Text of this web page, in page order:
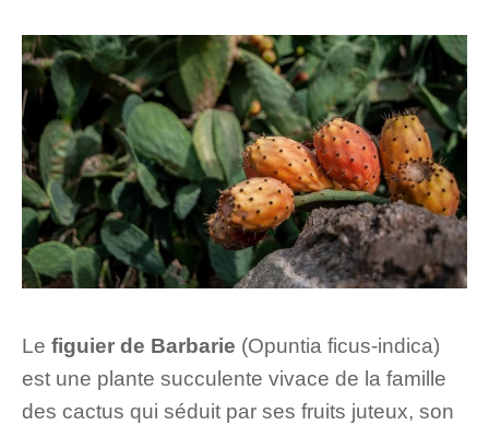
Le figuier de Barbarie (Opuntia ficus-indica)
est une plante succulente vivace de la famille
des cactus qui séduit par ses fruits juteux, son